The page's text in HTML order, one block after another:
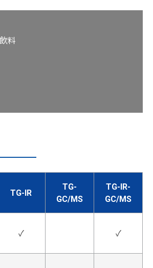
料
TG-IR
TG-
GC/MS
TG-IR-
GC/MS
✓ ✓